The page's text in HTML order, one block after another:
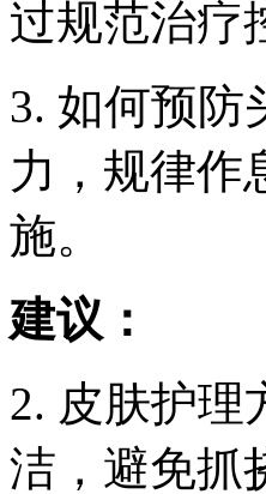
过规范治疗
3. 如何预防
力，规律作
施。
建议：
2. 皮肤护理
洁，避免抓